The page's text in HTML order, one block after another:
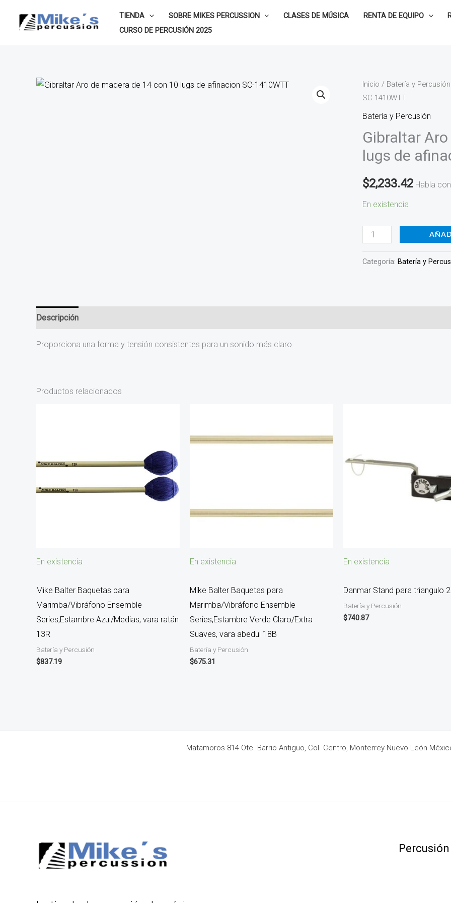
TIENDA SOBRE MIKES PERCUSSION CLASES DE MÚSICA RENTA DE EQUIPO
CURSO DE PERCUSIÓN 2025
Inicio / Batería y Percusión
SC-1410WTT
Batería y Percusión
Gibraltar
lugs de
$2,233.42 Habla
En existencia
Gibraltar
Aro
de
de
14
10
lugs
afinacion
SC-
1410WTT
Categoría: Batería y
Descripción
Proporciona una forma y tensión consistentes para un sonido más claro
Productos relacionados
En existencia
Mike Balter Baquetas para
Marimba/Vibráfono Ensemble
Series,Estambre Azul/Medias, vara ratán
13R
Batería y Percusión
$837.19
En existencia
Mike Balter Baquetas para
Marimba/Vibráfono Ensemble
Series,Estambre Verde Claro/Extra
Suaves, vara abedul 18B
Batería y Percusión
$675.31
En existencia
Danmar Stand para triangulo
Batería y Percusión
$740.87
Matamoros 814 Ote. Barrio Antiguo, Col. Centro, Monterrey Nuevo León
Percusión